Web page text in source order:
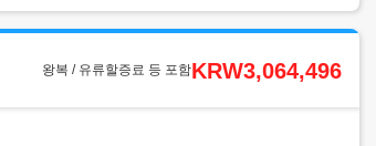
왕복 / 유류할증료 등 포함KRW3,064,496